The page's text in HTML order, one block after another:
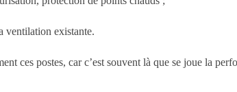
ventilation existante.
ces postes, car c’est souvent là que se joue la